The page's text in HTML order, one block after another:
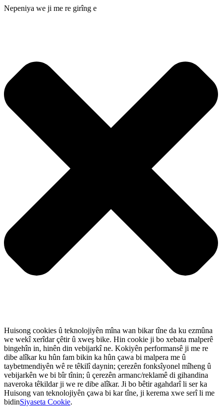
Nepeniya we ji me re girîng e
Huisong cookies û teknolojiyên mîna wan bikar tîne da ku ezmûna
we wekî xerîdar çêtir û xweş bike. Hin cookie ji bo xebata malperê
bingehîn in, hinên din vebijarkî ne. Kokiyên performansê ji me re
dibe alîkar ku hûn fam bikin ka hûn çawa bi malpera me û
taybetmendiyên wê re têkilî daynin; çerezên fonksîyonel mîheng û
vebijarkên we bi bîr tînin; û çerezên armanc/reklamê di gihandina
naveroka têkildar ji we re dibe alîkar. Ji bo bêtir agahdarî li ser ka
Huisong van teknolojiyên çawa bi kar tîne, ji kerema xwe serî li me
bidinSiyaseta Cookie.